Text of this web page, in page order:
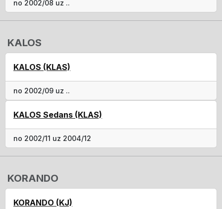
no 2002/08 uz ..
KALOS
KALOS (KLAS)
no 2002/09 uz ..
KALOS Sedans (KLAS)
no 2002/11 uz 2004/12
KORANDO
KORANDO (KJ)